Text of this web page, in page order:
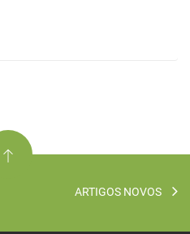
ARTIGOS NOVOS